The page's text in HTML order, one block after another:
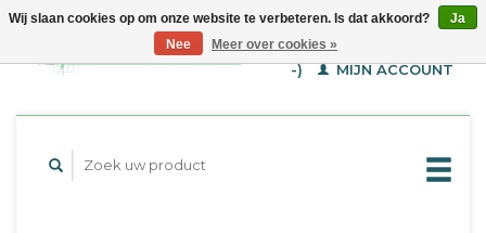
WINKELWAGEN (€--,-
-)
MIJN ACCOUNT
Wij slaan cookies op om onze website te verbeteren. Is dat akkoord?
Ja
Nee
Meer over cookies »